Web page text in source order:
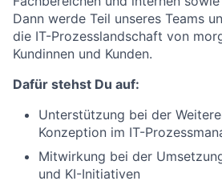
Dann werde Teil unseres Teams
die IT-Prozesslandschaft von
Kundinnen und Kunden.
Dafür stehst Du auf:
Unterstützung bei der
Konzeption im IT-
Mitwirkung bei der
und KI-Initiativen